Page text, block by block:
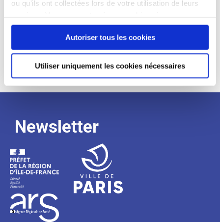
ou qu'ils ont collectées lors de votre utilisation de leurs
continuez à utiliser notre site Web.
Autoriser tous les cookies
Utiliser uniquement les cookies nécessaires
de
recrutement
Newsletter